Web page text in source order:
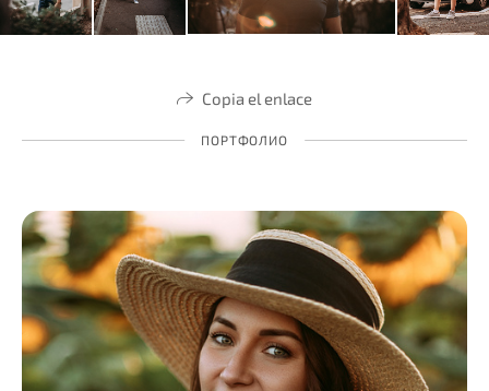
Copia el enlace
ПОРТФОЛИО